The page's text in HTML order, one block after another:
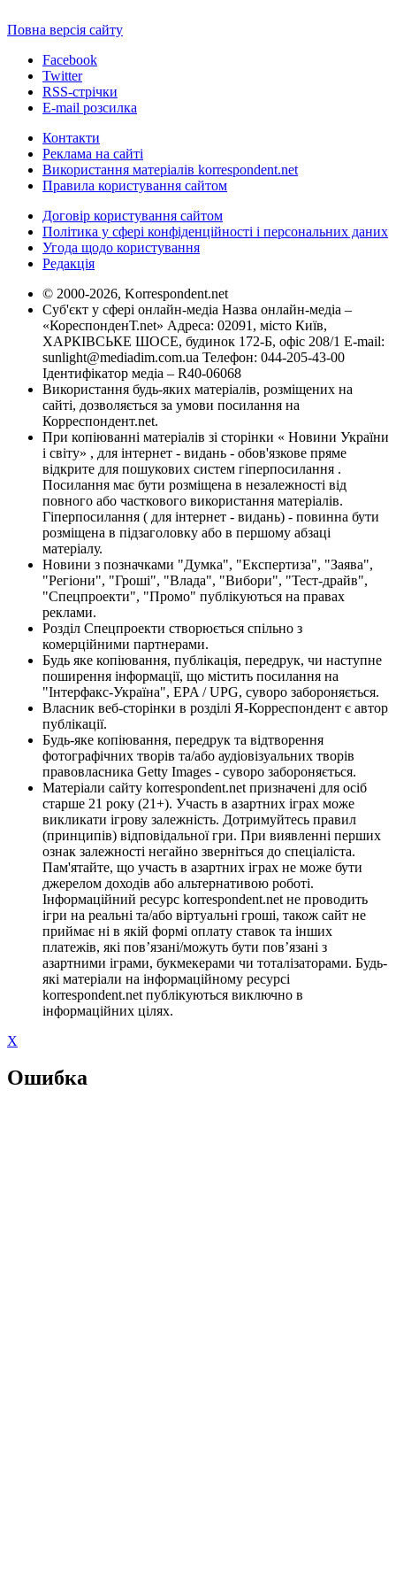
Повна версія сайту
Facebook
Twitter
RSS-стрічки
E-mail розсилка
Контакти
Реклама на сайті
Використання матеріалів korrespondent.net
Правила користування сайтом
Договір користування сайтом
Політика у сфері конфіденційності і персональних даних
Угода щодо користування
Редакція
© 2000-2026, Korrespondent.net
Суб'єкт у сфері онлайн-медіа Назва онлайн-медіа –
«КореспонденТ.net» Адреса: 02091, місто Київ,
ХАРКІВСЬКЕ ШОСЕ, будинок 172-Б, офіс 208/1 E-mail:
sunlight@mediadim.com.ua Телефон: 044-205-43-00
Ідентифікатор медіа – R40-06068
Використання будь-яких матеріалів, розміщених на
сайті, дозволяється за умови посилання на
Корреспондент.net.
При копіюванні матеріалів зі сторінки « Новини України
і світу» , для інтернет - видань - обов'язкове пряме
відкрите для пошукових систем гіперпосилання .
Посилання має бути розміщена в незалежності від
повного або часткового використання матеріалів.
Гіперпосилання ( для інтернет - видань) - повинна бути
розміщена в підзаголовку або в першому абзаці
матеріалу.
Новини з позначками "Думка", "Експертиза", "Заява",
"Регіони", "Гроші", "Влада", "Вибори", "Тест-драйв",
"Спецпроекти", "Промо" публікуються на правах
реклами.
Розділ Спецпроекти створюється спільно з
комерційними партнерами.
Будь яке копіювання, публікація, передрук, чи наступне
поширення інформації, що містить посилання на
"Інтерфакс-Україна", EPA / UPG, суворо забороняється.
Власник веб-сторінки в розділі Я-Корреспондент є автор
публікації.
Будь-яке копіювання, передрук та відтворення
фотографічних творів та/або аудіовізуальних творів
правовласника Getty Images - суворо забороняється.
Матеріали сайту korrespondent.net призначені для осіб
старше 21 року (21+). Участь в азартних іграх може
викликати ігрову залежність. Дотримуйтесь правил
(принципів) відповідальної гри. При виявленні перших
ознак залежності негайно зверніться до спеціаліста.
Пам'ятайте, що участь в азартних іграх не може бути
джерелом доходів або альтернативою роботі.
Інформаційний ресурс korrespondent.net не проводить
ігри на реальні та/або віртуальні гроші, також сайт не
приймає ні в якій формі оплату ставок та інших
платежів, які пов’язані/можуть бути пов’язані з
азартними іграми, букмекерами чи тоталізаторами. Будь-
які матеріали на інформаційному ресурсі
korrespondent.net публікуються виключно в
інформаційних цілях.
X
Ошибка